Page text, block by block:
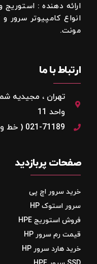
انواع کامپیوتر
مونت.
ارتباط با ما
واحد 11
021-71189 ( خط ویژه )
صفحات پربازدید
خرید سرور اچ پی
سرور استوک HP
فروش استوریج‌ HPE
قیمت رم سرور HP
خرید هارد سرور HP